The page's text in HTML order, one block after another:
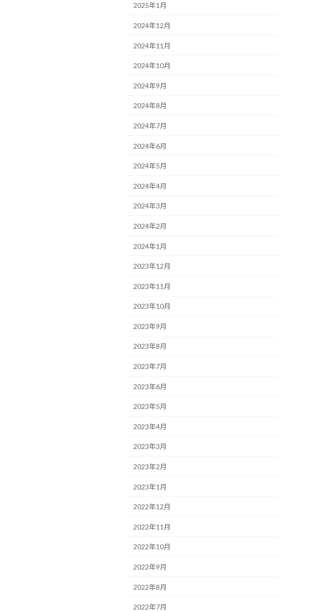
2025年1月
2024年12月
2024年11月
2024年10月
2024年9月
2024年8月
2024年7月
2024年6月
2024年5月
2024年4月
2024年3月
2024年2月
2024年1月
2023年12月
2023年11月
2023年10月
2023年9月
2023年8月
2023年7月
2023年6月
2023年5月
2023年4月
2023年3月
2023年2月
2023年1月
2022年12月
2022年11月
2022年10月
2022年9月
2022年8月
2022年7月